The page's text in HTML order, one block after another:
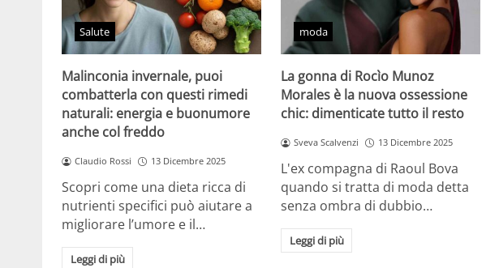
Salute
Malinconia invernale, puoi
combatterla con questi rimedi
naturali: energia e buonumore
anche col freddo
Claudio Rossi 13 Dicembre 2025
Scopri come una dieta ricca di
nutrienti specifici può aiutare a
migliorare l’umore e il…
Leggi di più
moda
La gonna di Rocìo Munoz
Morales è la nuova ossessione
chic: dimenticate tutto il resto
Sveva Scalvenzi 13 Dicembre 2025
L'ex compagna di Raoul Bova
quando si tratta di moda detta
senza ombra di dubbio…
Leggi di più